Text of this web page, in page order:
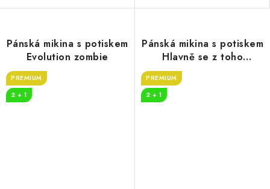
Pánská mikina s potiskem
Evolution zombie
PREMIUM
2 + 1
Pánská mikina s potiskem
Hlavně se z toho
neposrat
PREMIUM
2 + 1